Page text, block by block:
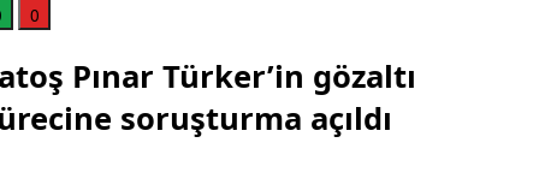
0
Pınar Türker’in gözaltı
soruşturma açıldı